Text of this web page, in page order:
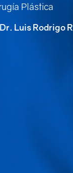
Plástica
Dr. Luis Rodrigo